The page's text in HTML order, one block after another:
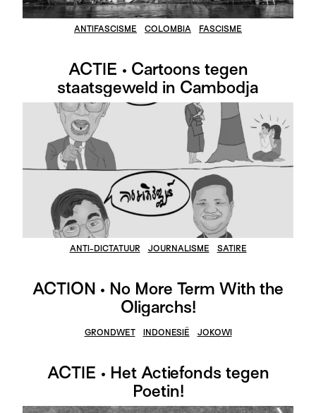
ANTIFASCISME COLOMBIA FASCISME
ACTIE • Cartoons tegen
staatsgeweld in Cambodja
ANTI-DICTATUUR JOURNALISME SATIRE
ACTION • No More Term With the
Oligarchs!
GRONDWET INDONESIË JOKOWI
ACTIE • Het Actiefonds tegen
Poetin!